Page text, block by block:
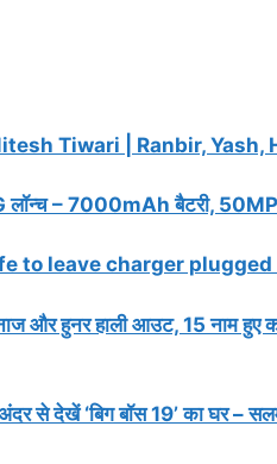
Tiwari | Ranbir, Yash,
– 7000mAh बैटरी, 50MP
to leave charger
हुनर हाली आउट, 15 नाम हुए
देखें ‘बिग बॉस 19’ का घर –